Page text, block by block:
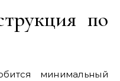
по
минимальный